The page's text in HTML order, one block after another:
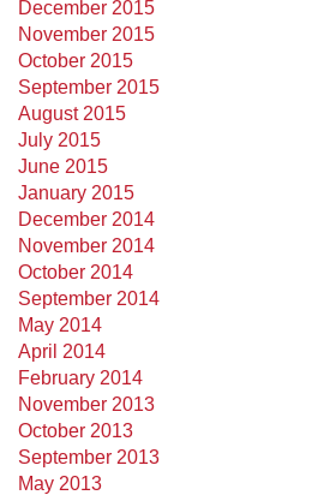
December 2015
November 2015
October 2015
September 2015
August 2015
July 2015
June 2015
January 2015
December 2014
November 2014
October 2014
September 2014
May 2014
April 2014
February 2014
November 2013
October 2013
September 2013
May 2013